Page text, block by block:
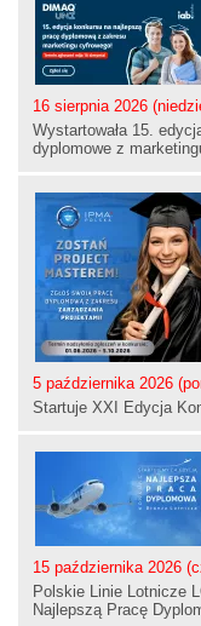
16 sierpnia 2026
Wystartowała 15.
dyplomowe z
5 października 2026
Startuje XXI Edycja
15 października 2026
Polskie Linie Lotnicze
Najlepszą Pracę